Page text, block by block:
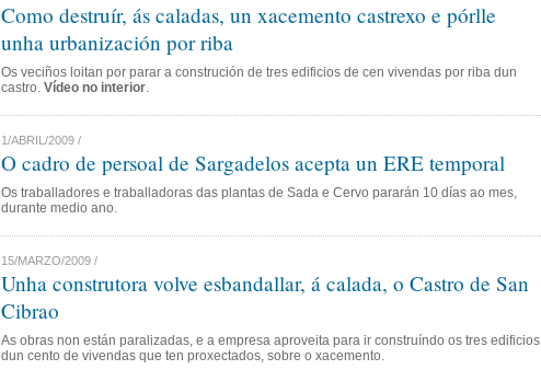
Como destruír, ás caladas, un xacemento castrexo e pórlle
unha urbanización por riba
Os veciños loitan por parar a construción de tres edificios de cen vivendas por riba dun
castro. Vídeo no interior.
1/ABRIL/2009 /
O cadro de persoal de Sargadelos acepta un ERE temporal
Os traballadores e traballadoras das plantas de Sada e Cervo pararán 10 días ao mes,
durante medio ano.
15/MARZO/2009 /
Unha construtora volve esbandallar, á calada, o Castro de San
Cibrao
As obras non están paralizadas, e a empresa aproveita para ir construíndo os tres edificios
dun cento de vivendas que ten proxectados, sobre o xacemento.